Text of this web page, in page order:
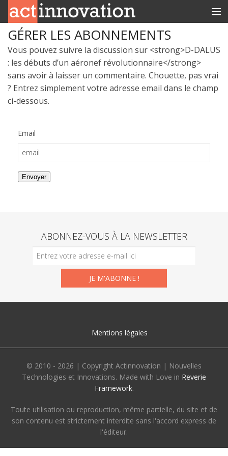
RUBRIQUES
INNOBOX
CONTACT
GÉRER LES ABONNEMENTS
Vous pouvez suivre la discussion sur <strong>D-DALUS
: les débuts d’un aéronef révolutionnaire</strong>
sans avoir à laisser un commentaire. Chouette, pas vrai
? Entrez simplement votre adresse email dans le champ
ci-dessous.
Email
ABONNEZ-VOUS À LA NEWSLETTER
Mentions légales
© 2010 - 2026 | Copyright Actinnovation | Nouvelles
Technologies et Innovations. Made with Love in Reverie
Framework.
Toute utilisation ou reproduction, même partielle, du site et de
son contenu est strictement interdite sans l'accord express de
l'éditeur.